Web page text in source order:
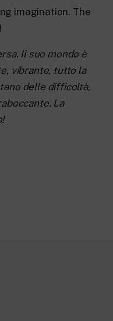
imagination. The
Il suo mondo è
vibrante, tutto la
delle difficoltà,
La